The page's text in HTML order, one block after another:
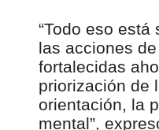
“Todo eso
las acciones
fortalecidas
priorización de
orientación, la
mental”,